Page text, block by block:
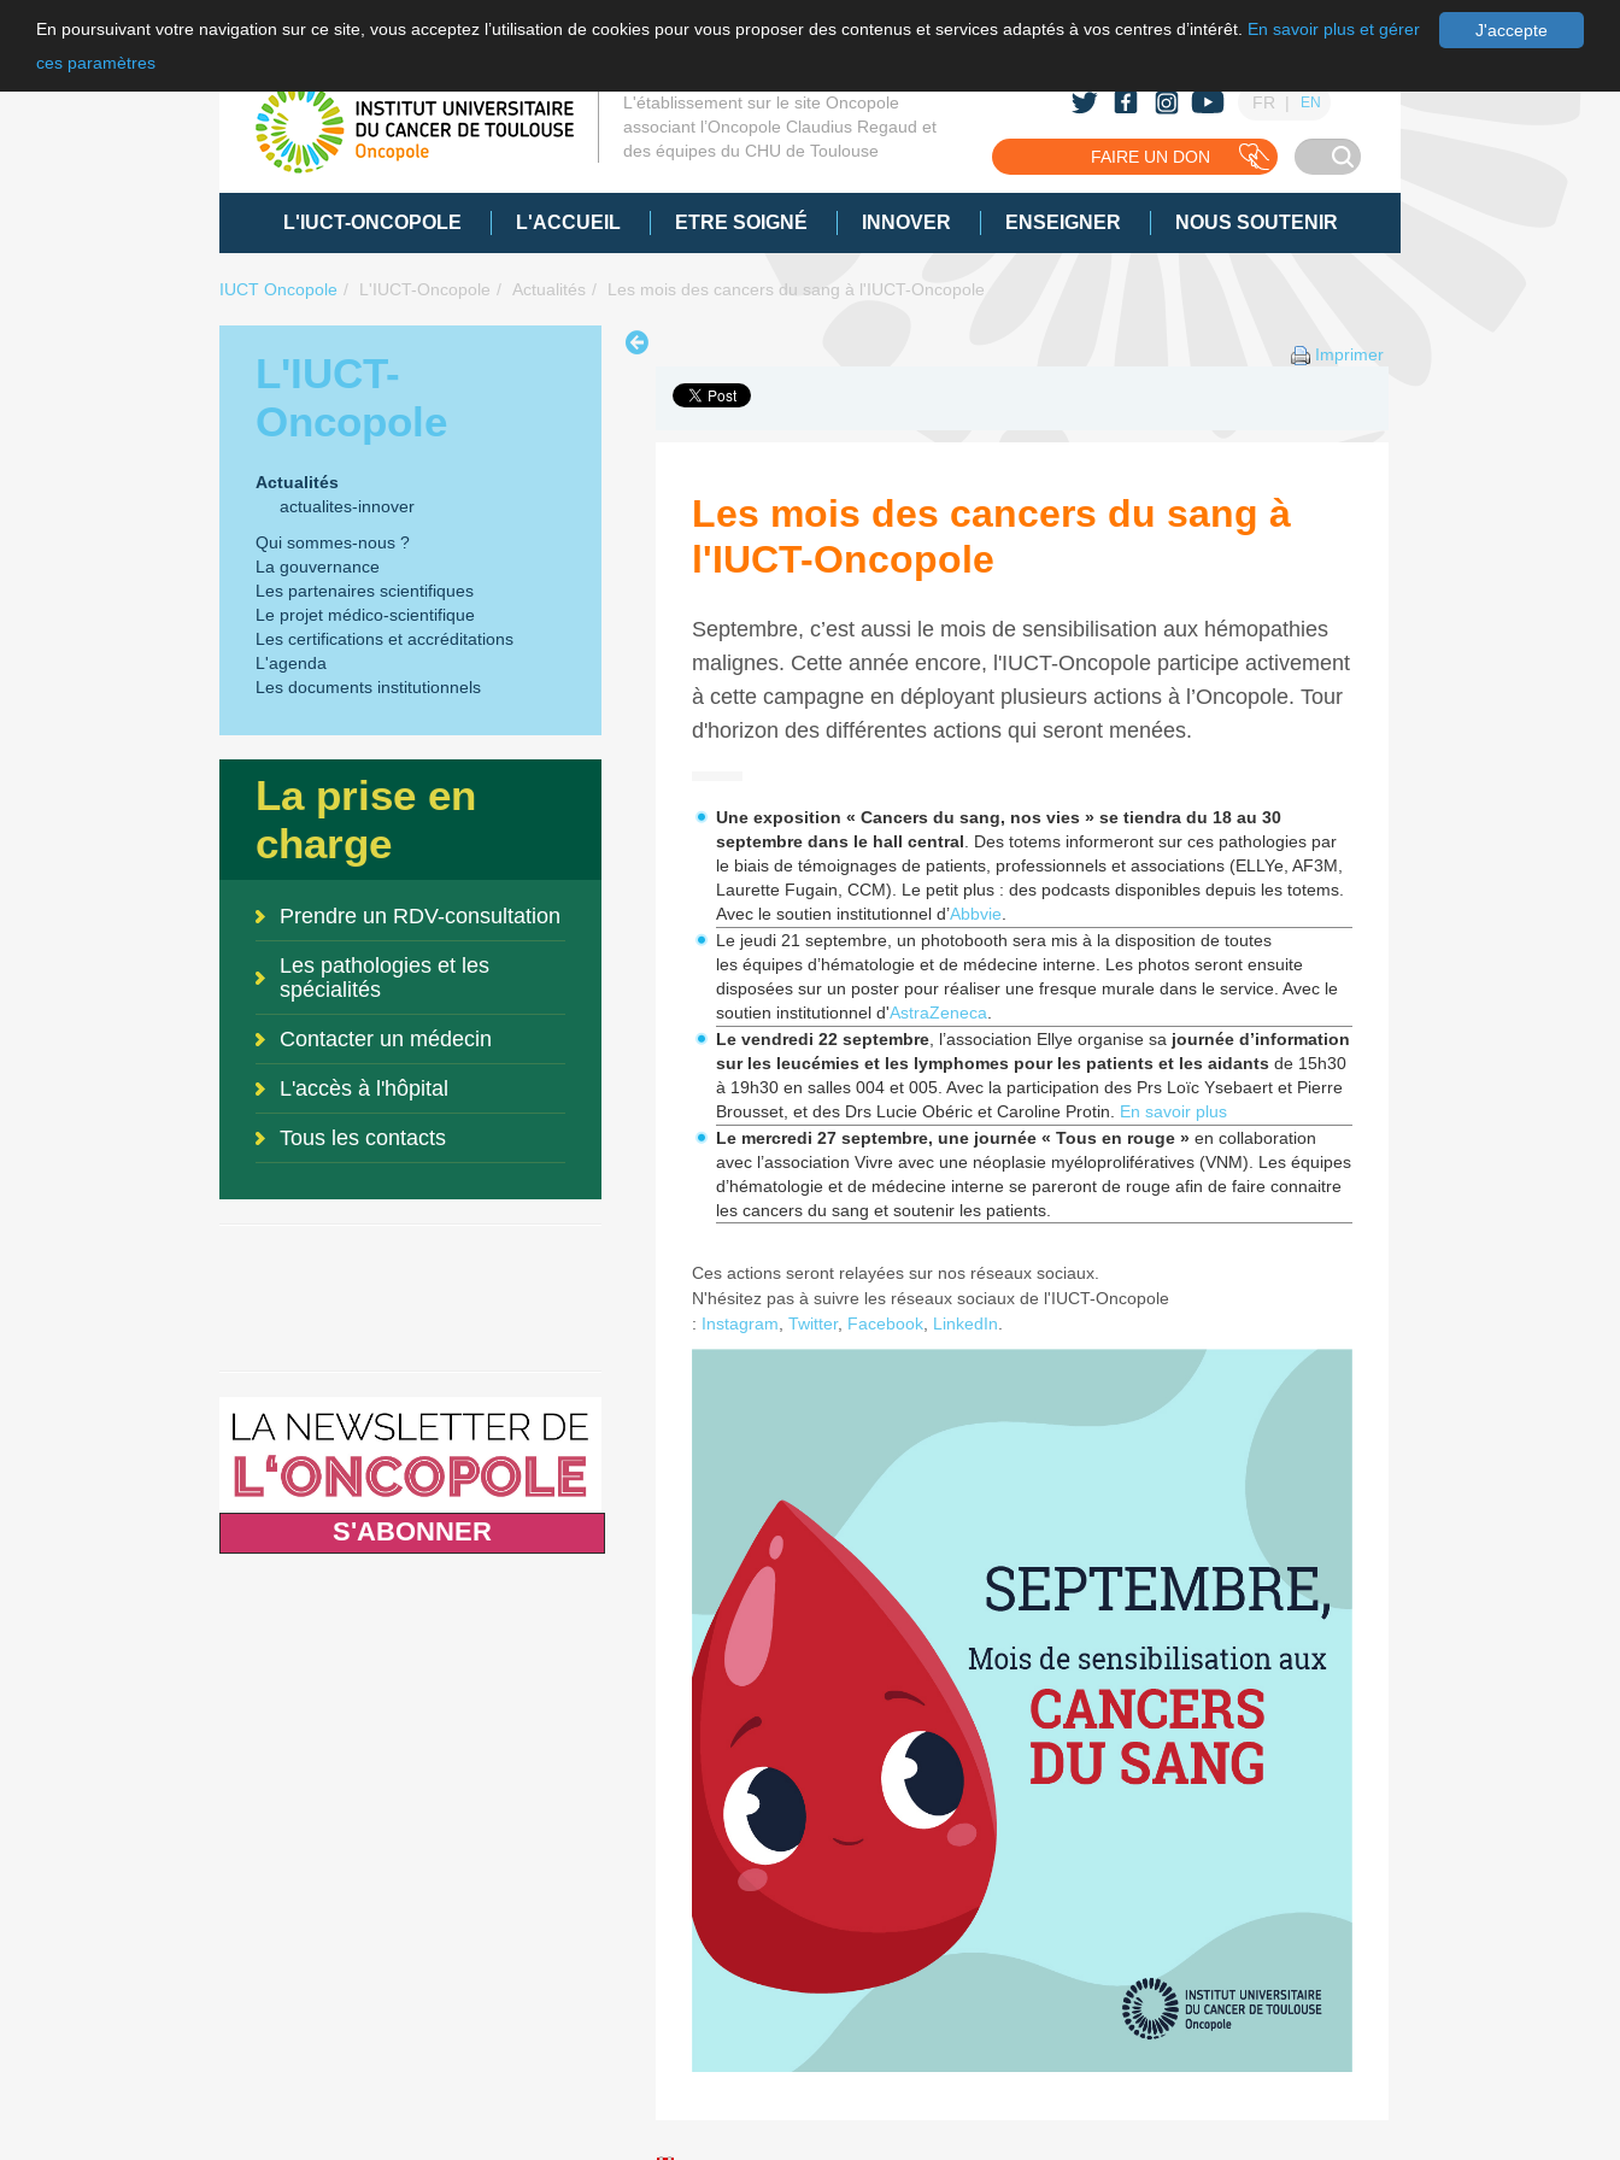
J'accepte
En poursuivant votre navigation sur ce site, vous acceptez l’utilisation de cookies pour vous proposer des contenus et services adaptés à vos centres d’intérêt. En savoir plus et gérer
ces paramètres
L'établissement sur le site Oncopole
associant l’Oncopole Claudius Regaud et
des équipes du CHU de Toulouse
FR EN
FAIRE UN DON
L'IUCT-ONCOPOLE L'ACCUEIL ETRE SOIGNÉ INNOVER ENSEIGNER NOUS SOUTENIR
IUCT Oncopole L'IUCT-Oncopole Actualités Les mois des cancers du sang à l'IUCT-Oncopole
L'IUCT-
Oncopole
Actualités
actualites-innover
Qui sommes-nous ?
La gouvernance
Les partenaires scientifiques
Le projet médico-scientifique
Les certifications et accréditations
L'agenda
Les documents institutionnels
La prise en
charge
Prendre un RDV-consultation
Les pathologies et les
spécialités
Contacter un médecin
L'accès à l'hôpital
Tous les contacts
S'ABONNER
Imprimer
Les mois des cancers du sang à
l'IUCT-Oncopole
Septembre, c’est aussi le mois de sensibilisation aux hémopathies
malignes. Cette année encore, l'IUCT-Oncopole participe activement
à cette campagne en déployant plusieurs actions à l’Oncopole. Tour
d'horizon des différentes actions qui seront menées.
Une exposition « Cancers du sang, nos vies » se tiendra du 18 au 30
septembre dans le hall central . Des totems informeront sur ces pathologies par
le biais de témoignages de patients, professionnels et associations (ELLYe, AF3M,
Laurette Fugain, CCM). Le petit plus : des podcasts disponibles depuis les totems.
Avec le soutien institutionnel d’Abbvie
Le jeudi 21 septembre, un photobooth sera mis à la disposition de toutes
les équipes d’hématologie et de médecine interne. Les photos seront ensuite
disposées sur un poster pour réaliser une fresque murale dans le service. Avec le
soutien institutionnel d'AstraZeneca
Le vendredi 22 septembre, l’association Ellye organise sa journée d’information
sur les leucémies et les lymphomes pour les patients et les aidants de 15h30
à 19h30 en salles 004 et 005. Avec la participation des Prs Loïc Ysebaert et Pierre
Brousset, et des Drs Lucie Obéric et Caroline Protin. En savoir plus
Le mercredi 27 septembre, une journée « Tous en rouge » en collaboration
avec l’association Vivre avec une néoplasie myéloprolifératives (VNM). Les équipes
d’hématologie et de médecine interne se pareront de rouge afin de faire connaitre
les cancers du sang et soutenir les patients.
Ces actions seront relayées sur nos réseaux sociaux.
N'hésitez pas à suivre les réseaux sociaux de l'IUCT-Oncopole
: Instagram Twitter, Facebook, LinkedIn